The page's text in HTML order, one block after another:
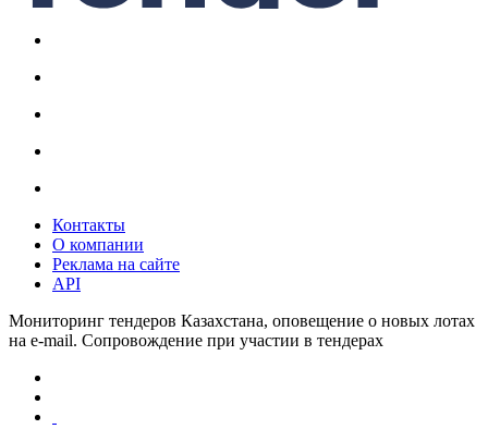
Контакты
О компании
Реклама на сайте
API
Мониторинг тендеров Казахстана, оповещение о новых лотах
на e-mail. Сопровождение при участии в тендерах